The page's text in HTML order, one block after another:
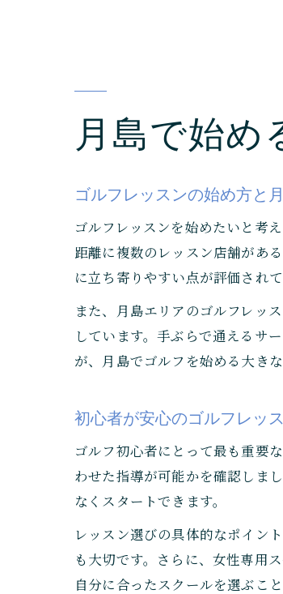
月島で始め
ゴルフレッスンの始め方と
ゴルフレッスンを始めたいと考
距離に複数のレッスン店舗があ
に立ち寄りやすい点が評価されて
また、月島エリアのゴルフレッ
しています。手ぶらで通えるサ
が、月島でゴルフを始める大き
初心者が安心のゴルフレッ
ゴルフ初心者にとって最も重要
わせた指導が可能かを確認しま
なくスタートできます。
レッスン選びの具体的なポイン
も大切です。さらに、女性専用
自分に合ったスクールを選ぶこ